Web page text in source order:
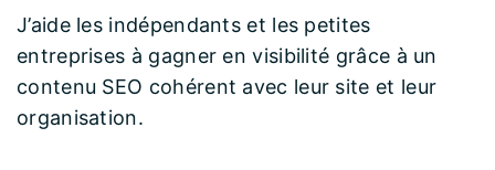
J’aide les indépendants et les petites
entreprises à gagner en visibilité grâce à un
contenu SEO cohérent avec leur site et leur
organisation.